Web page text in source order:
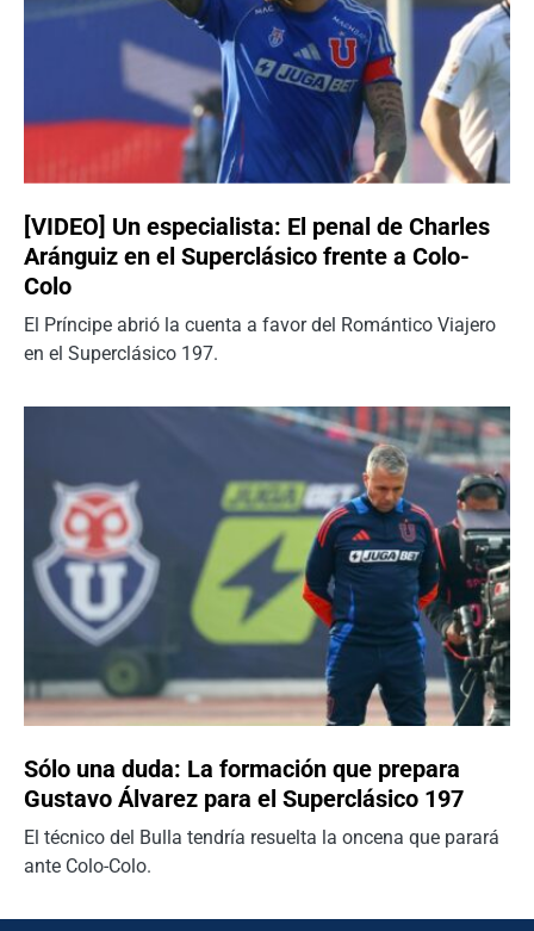
[VIDEO] Un especialista: El penal de Charles
Aránguiz en el Superclásico frente a Colo-
Colo
El Príncipe abrió la cuenta a favor del Romántico Viajero
en el Superclásico 197.
Sólo una duda: La formación que prepara
Gustavo Álvarez para el Superclásico 197
El técnico del Bulla tendría resuelta la oncena que parará
ante Colo-Colo.